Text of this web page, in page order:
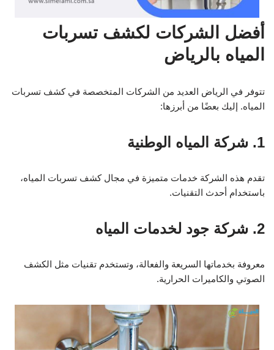
أفضل الشركات لكشف تسربات
المياه بالرياض
تتوفر في الرياض العديد من الشركات المتخصصة في كشف تسربات
المياه. إليك بعضًا من أبرزها:
1. شركة المياه الوطنية
تقدم هذه الشركة خدمات متميزة في مجال كشف تسربات المياه،
باستخدام أحدث التقنيات.
2. شركة جود لخدمات المياه
معروفة بخدماتها السريعة والفعالة، وتستخدم تقنيات مثل الكشف
الصوتي والكاميرات الحرارية.